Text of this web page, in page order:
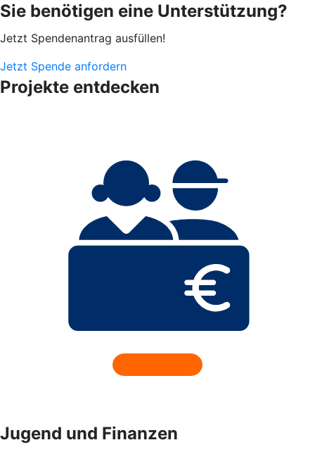
Sie benötigen eine Unterstützung?
Jetzt Spendenantrag ausfüllen!
Jetzt Spende anfordern
Projekte entdecken
Jugend und Finanzen